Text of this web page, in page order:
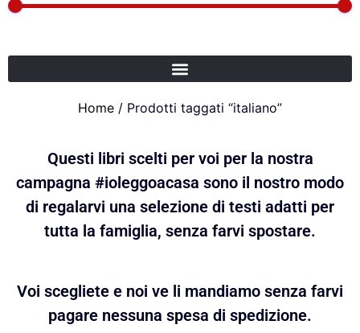
Home / Prodotti taggati “italiano”
Questi libri scelti per voi per la nostra
campagna #ioleggoacasa sono il nostro modo
di regalarvi una selezione di testi adatti per
tutta la famiglia, senza farvi spostare.
Voi scegliete e noi ve li mandiamo senza farvi
pagare nessuna spesa di spedizione.